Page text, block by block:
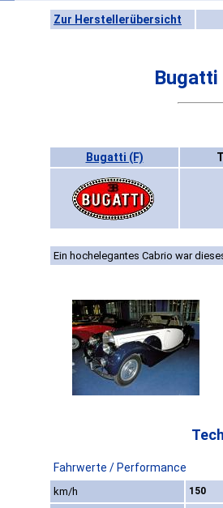
Zur Herstellerübersicht
Bugatti
Bugatti (F)
Ein hochelegantes Cabrio war
Fahrwerte / Performance
km/h 150